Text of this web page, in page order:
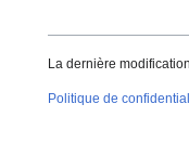
La dernière
Politique de